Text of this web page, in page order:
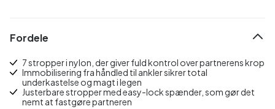
Fordele
7 stropper i nylon, der giver fuld kontrol over partnerens krop
Immobilisering fra håndled til ankler sikrer total
underkastelse og magt i legen
Justerbare stropper med easy-lock spænder, som gør det
nemt at fastgøre partneren